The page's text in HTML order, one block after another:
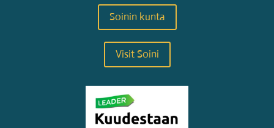
Soinin kunta
Visit Soini